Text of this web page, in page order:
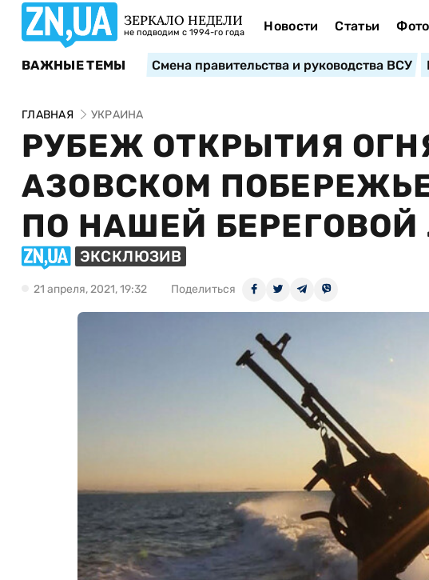
ЗЕРКАЛО НЕДЕЛИ
не подводим с 1994-го года Новости Статьи
ВАЖНЫЕ ТЕМЫ Смена правительства и руководства ВСУ
ГЛАВНАЯ УКРАИНА
РУБЕЖ ОТКРЫТИЯ
АЗОВСКОМ
ПО НАШЕЙ
ЭКСКЛЮЗИВ
21 апреля, 2021, 19:32 Поделиться